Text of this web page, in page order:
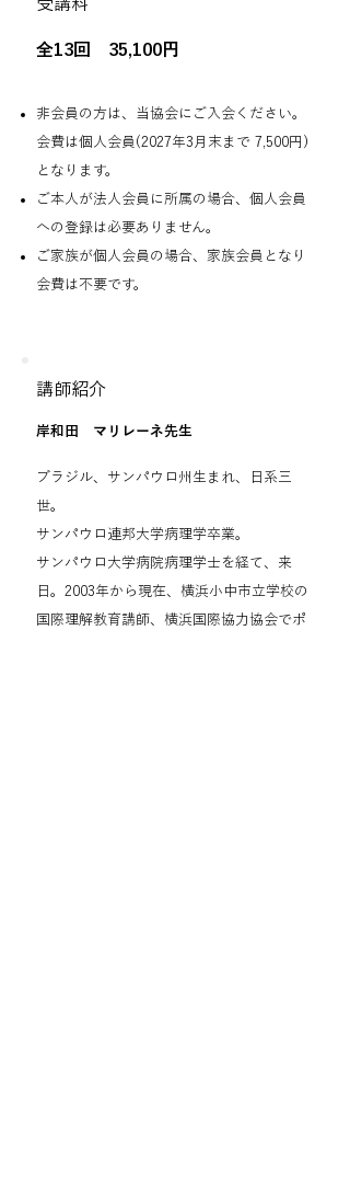
全13回 35,100円
非会員の方は、当協会にご入会ください。
会費は個人会員(2027年3月末まで 7,500円)
となります。
ご本人が法人会員に所属の場合、個人会員
への登録は必要ありません。
ご家族が個人会員の場合、家族会員となり
会費は不要です。
講師紹介
岸和田 マリレーネ先生
ブラジル、サンパウロ州生まれ、日系三
世。
サンパウロ連邦大学病理学卒業。
サンパウロ大学病院病理学士を経て、来
日。2003年から現在、横浜小中市立学校の
国際理解教育講師、横浜国際協力協会でポ